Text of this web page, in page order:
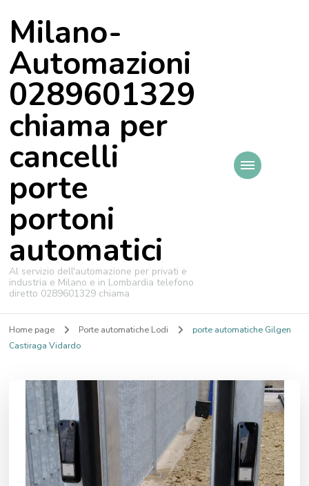
Milano-
Automazioni
0289601329
chiama per
cancelli
porte
portoni
automatici
Al servizio dell'automazione per privati e
industria e Milano e in Lombardia telefono
diretto 0289601329 chiama
Home page Porte automatiche Lodi
porte automatiche Gilgen
Castiraga Vidardo